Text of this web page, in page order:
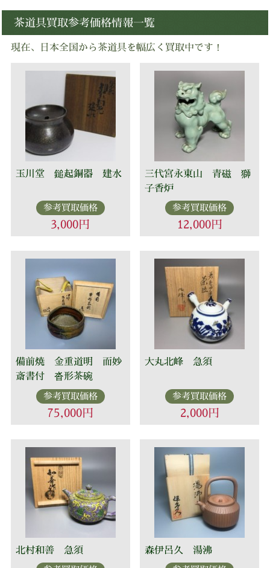
茶道具買取参考価格情報一覧
現在、日本全国から茶道具を幅広く買取中です！
玉川堂 鎚起銅器 建水
参考買取価格
3,000円
三代宮永東山 青磁 獅
子香炉
参考買取価格
12,000円
備前焼 金重道明 而妙
斎書付 沓形茶碗
参考買取価格
75,000円
大丸北峰 急須
参考買取価格
2,000円
北村和善 急須 森伊呂久 湯沸